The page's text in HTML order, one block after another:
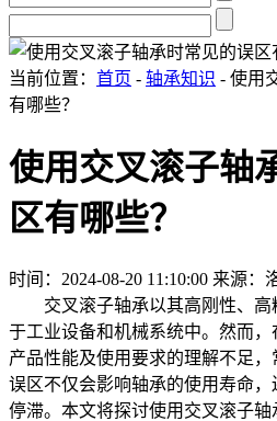
当前位置： 首页 - 轴承知识 - 使用
有哪些？
使用交叉滚子轴
区有哪些？
时间：2024-08-20 11:10:00 来源：
交叉滚子轴承以其高刚性、高
于工业设备和机械系统中。然而
产品性能及使用要求的理解不足
误区不仅会影响轴承的使用寿命
停滞。本文将探讨使用交叉滚子